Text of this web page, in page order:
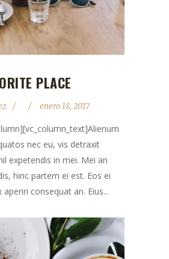
PLACE
enero 18, 2017
nec eu, vis detraxit
expetendis in mei. Mei an
hinc partem ei est. Eos ei
aperiri consequat an. Eius...